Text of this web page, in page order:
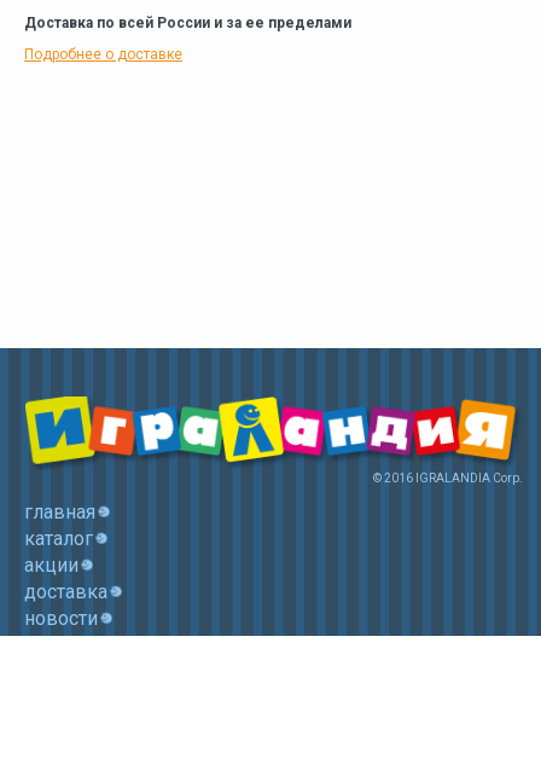
Доставка по всей России и за ее пределами
Подробнее о доставке
© 2016 IGRALANDIA Corp.
главная
каталог
акции
доставка
новости